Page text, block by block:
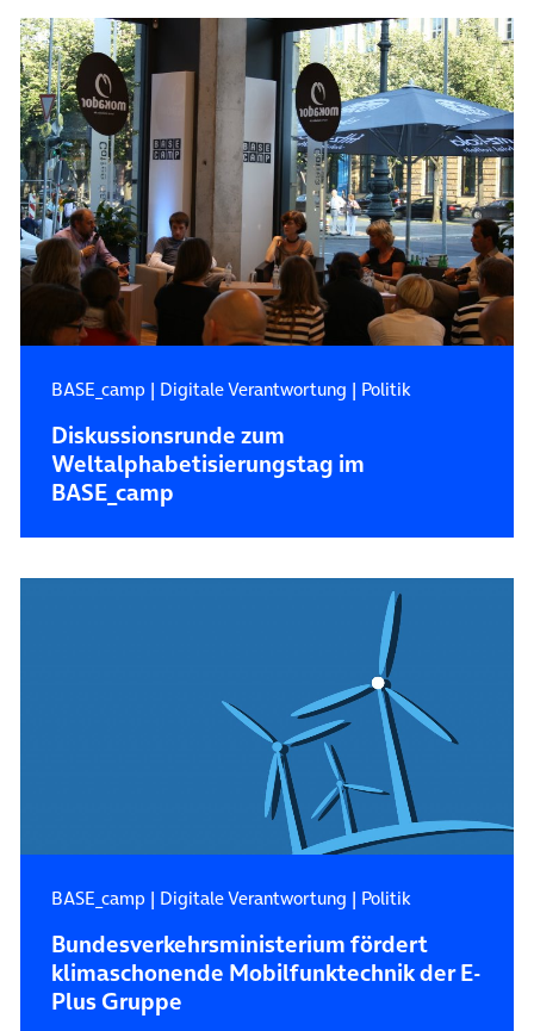
BASE_camp | Digitale Verantwortung | Politik
Diskussionsrunde zum
Weltalphabetisierungstag im
BASE_camp
BASE_camp | Digitale Verantwortung | Politik
Bundesverkehrsministerium fördert
klimaschonende Mobilfunktechnik der E-
Plus Gruppe